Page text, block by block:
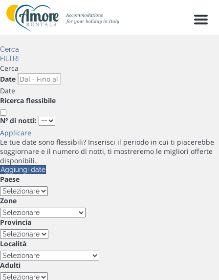
Menu
Cerca
FILTRI
Cerca
Date
Date
Ricerca flessibile
Nº di notti:
Applicare
Le tue date sono flessibili? Inserisci il periodo in cui ti piacerebbe
soggiornare e il numero di notti, ti mostreremo le migliori offerte
disponibili.
Aggiungi date
Paese
Zone
Provincia
Località
Adulti